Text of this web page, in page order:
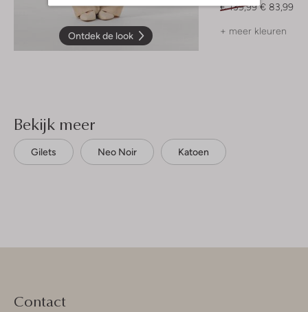
Ontdek de look
€ 139,99 € 83,99
+ meer kleuren
Bekijk meer
Gilets Neo Noir Katoen
Contact